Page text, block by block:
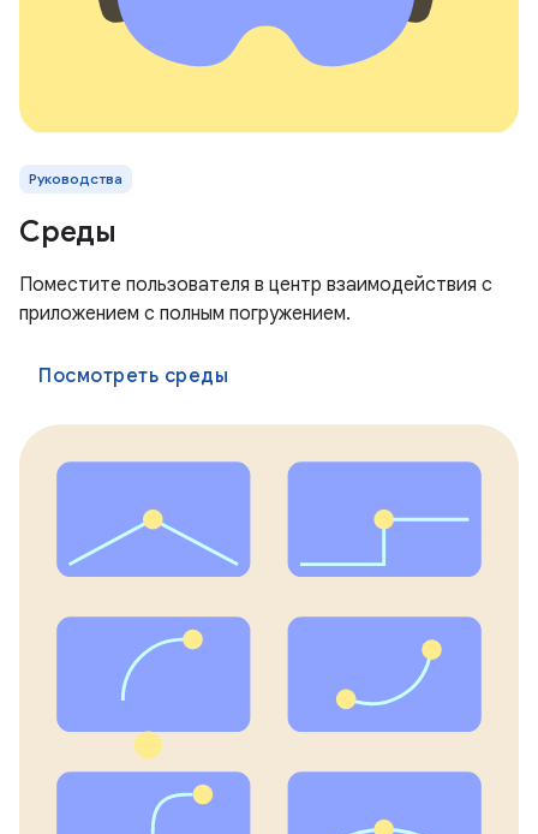
Руководства
Среды
Поместите пользователя в центр взаимодействия с
приложением с полным погружением.
Посмотреть среды